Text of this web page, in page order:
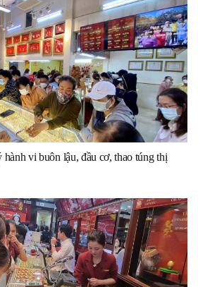
vi buôn lậu, đầu cơ, thao túng thị